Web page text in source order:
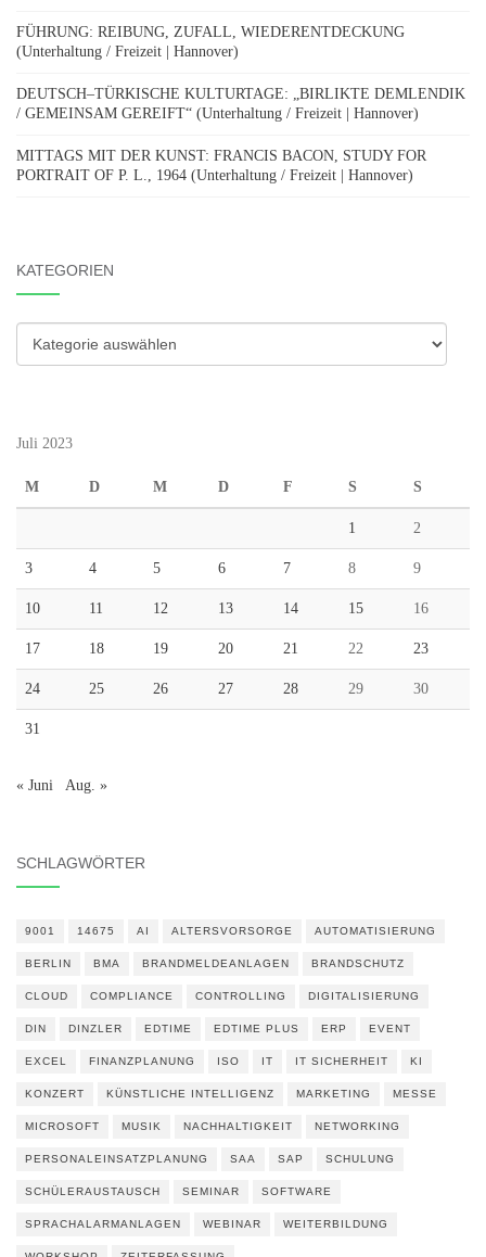
FÜHRUNG: REIBUNG, ZUFALL, WIEDERENTDECKUNG
(Unterhaltung / Freizeit | Hannover)
DEUTSCH–TÜRKISCHE KULTURTAGE: „BIRLIKTE DEMLENDIK
/ GEMEINSAM GEREIFT“ (Unterhaltung / Freizeit | Hannover)
MITTAGS MIT DER KUNST: FRANCIS BACON, STUDY FOR
PORTRAIT OF P. L., 1964 (Unterhaltung / Freizeit | Hannover)
KATEGORIEN
Kategorien
Juli 2023
M D M D F S S
1 2
3 4 5 6 7 8 9
10 11 12 13 14 15 16
17 18 19 20 21 22 23
24 25 26 27 28 29 30
31
« Juni Aug. »
SCHLAGWÖRTER
9001 14675 AI ALTERSVORSORGE AUTOMATISIERUNG
BERLIN BMA BRANDMELDEANLAGEN BRANDSCHUTZ
CLOUD COMPLIANCE CONTROLLING DIGITALISIERUNG
DIN DINZLER EDTIME EDTIME PLUS ERP EVENT
EXCEL FINANZPLANUNG ISO IT IT SICHERHEIT KI
KONZERT KÜNSTLICHE INTELLIGENZ MARKETING MESSE
MICROSOFT MUSIK NACHHALTIGKEIT NETWORKING
PERSONALEINSATZPLANUNG SAA SAP SCHULUNG
SCHÜLERAUSTAUSCH SEMINAR SOFTWARE
SPRACHALARMANLAGEN WEBINAR WEITERBILDUNG